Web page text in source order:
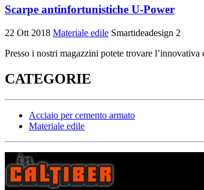
Scarpe antinfortunistiche U-Power
22 Ott 2018 Materiale edile Smartideadesign 2
Presso i nostri magazzini potete trovare
CATEGORIE
Acciaio per cemento armato
Materiale edile